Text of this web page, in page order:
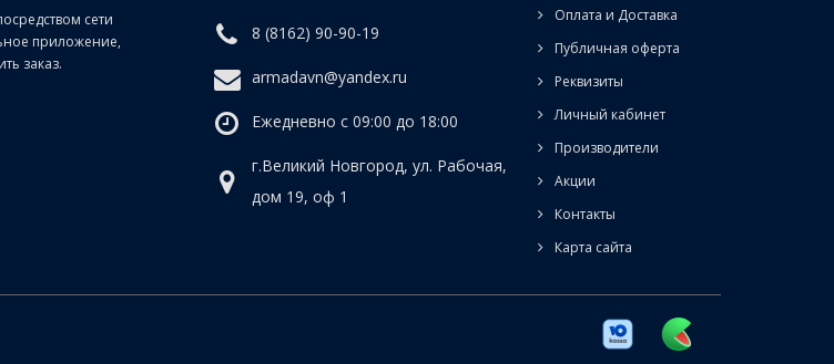
сети
приложение,
заказ.
8 (8162) 90-90-19
armadavn@yandex.ru
Ежедневно с 09:00 до 18:00
г.Великий Новгород, ул. Рабочая,
дом 19, оф 1
Оплата и Доставка
Публичная оферта
Реквизиты
Личный кабинет
Производители
Акции
Контакты
Карта сайта